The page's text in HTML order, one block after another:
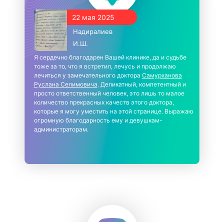
22 мая 2025
Надиралиев
И.Ш.
Я сердечно благодарен Вашей клинике, да и судьбе
тоже за то, что я встретил, лечусь и продолжаю
лечиться у замечательного доктора Самурханова
Руслана Селимовича. Деликатный, компетентный и
просто ответственный человек, это лишь то малое
количество прекрасных качеств этого доктора,
которые я могу уместить на этой странице. Выражаю
огромную благодарность ему и девушкам-
администраторам.